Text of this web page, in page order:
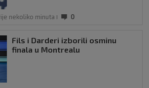
nekoliko minuta 0
Fils i Darderi izborili osminu
finala u Montrealu